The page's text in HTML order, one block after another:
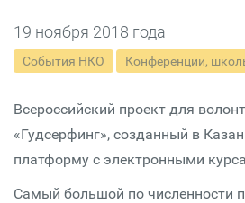
19 ноября 2018 года
События НКО Конференции,
Всероссийский проект для
«Гудсерфинг», созданный в
платформу с электронными
Самый большой по численности